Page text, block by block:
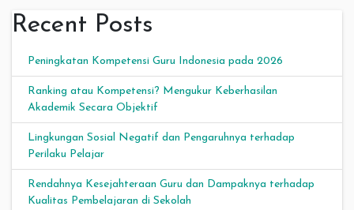
Recent Posts
Peningkatan Kompetensi Guru Indonesia pada 2026
Ranking atau Kompetensi? Mengukur Keberhasilan
Akademik Secara Objektif
Lingkungan Sosial Negatif dan Pengaruhnya terhadap
Perilaku Pelajar
Rendahnya Kesejahteraan Guru dan Dampaknya terhadap
Kualitas Pembelajaran di Sekolah